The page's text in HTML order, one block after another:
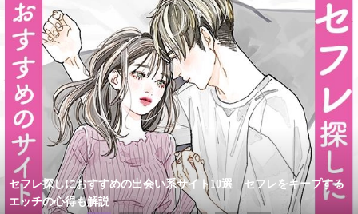
セフレ探しにおすすめの出会い系サイト10選 セフレをキープする
エッチの心得も解説